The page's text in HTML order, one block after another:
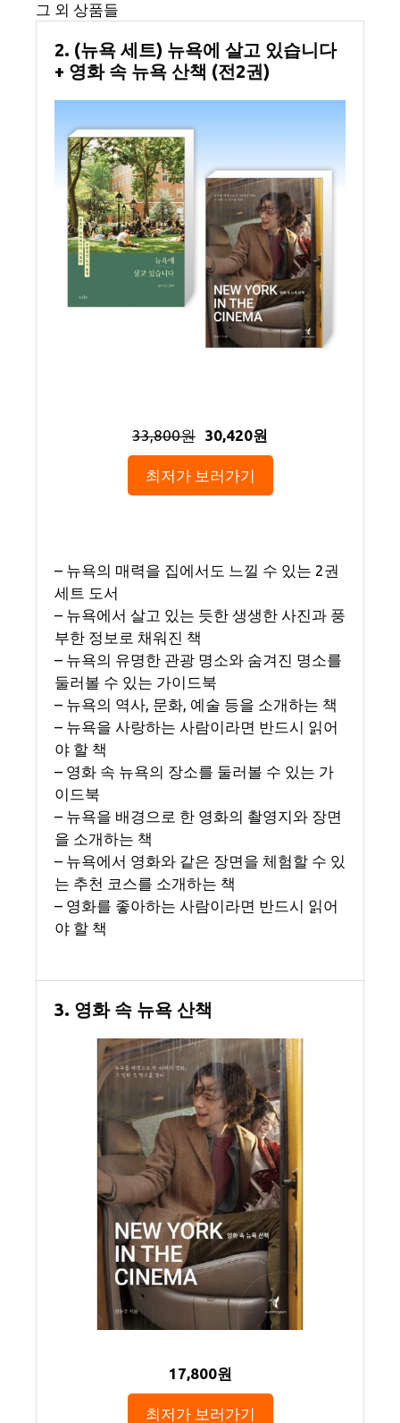
그 외 상품들
2. (뉴욕 세트) 뉴욕에 살고 있습니다
+ 영화 속 뉴욕 산책 (전2권)
33,800원 30,420원
최저가 보러가기
– 뉴욕의 매력을 집에서도 느낄 수 있는 2권
세트 도서
– 뉴욕에서 살고 있는 듯한 생생한 사진과 풍
부한 정보로 채워진 책
– 뉴욕의 유명한 관광 명소와 숨겨진 명소를
둘러볼 수 있는 가이드북
– 뉴욕의 역사, 문화, 예술 등을 소개하는 책
– 뉴욕을 사랑하는 사람이라면 반드시 읽어
야 할 책
– 영화 속 뉴욕의 장소를 둘러볼 수 있는 가
이드북
– 뉴욕을 배경으로 한 영화의 촬영지와 장면
을 소개하는 책
– 뉴욕에서 영화와 같은 장면을 체험할 수 있
는 추천 코스를 소개하는 책
– 영화를 좋아하는 사람이라면 반드시 읽어
야 할 책
3. 영화 속 뉴욕 산책
17,800원
최저가 보러가기